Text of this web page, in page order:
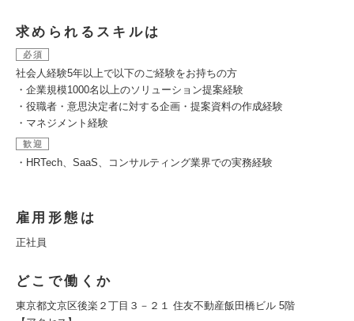
求められるスキルは
必須
社会人経験5年以上で以下のご経験をお持ちの方
・企業規模1000名以上のソリューション提案経験
・役職者・意思決定者に対する企画・提案資料の作成経験
・マネジメント経験
歓迎
・HRTech、SaaS、コンサルティング業界での実務経験
雇用形態は
正社員
どこで働くか
東京都文京区後楽２丁目３－２１ 住友不動産飯田橋ビル 5階